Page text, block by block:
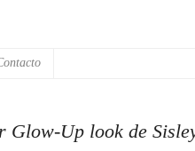
Glow-Up look de